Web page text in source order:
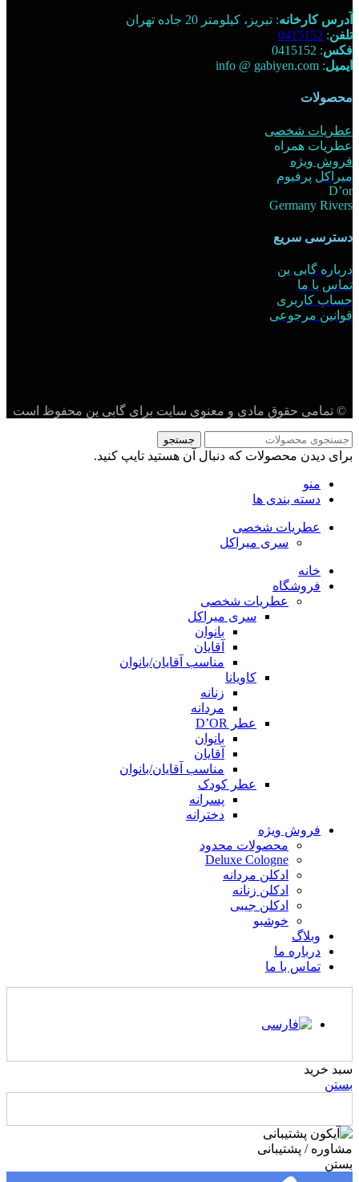
آدرس کارخانه: تبریز، کیلومتر 20 جاده تهران
تلفن:
0415152
فکس: 0415152
ایمیل: info @ gabiyen.com
محصولات
عطریات شخصی
عطریات همراه
فروش ویژه
میراکل پرفیوم
D’or
Germany Rivers
دسترسی سریع
درباره گابی ین
تماس با ما
حساب کاربری
قوانین مرجوعی
© تمامی حقوق مادی و معنوی سایت برای گابی ین محفوظ است
جستجو
برای دیدن محصولات که دنبال آن هستید تایپ کنید.
منو
دسته بندی ها
عطریات شخصی
سری میراکل
خانه
فروشگاه
عطریات شخصی
سری میراکل
بانوان
آقایان
مناسب آقایان/بانوان
کاویانا
زنانه
مردانه
عطر D’OR
بانوان
آقایان
مناسب آقایان/بانوان
عطر کودک
پسرانه
دخترانه
فروش ویژه
محصولات محدود
Deluxe Cologne
ادکلن مردانه
ادکلن زنانه
ادکلن جیبی
خوشبو
وبلاگ
درباره ما
تماس با ما
سبد خرید
بستن
مشاوره / پشتیبانی
بستن